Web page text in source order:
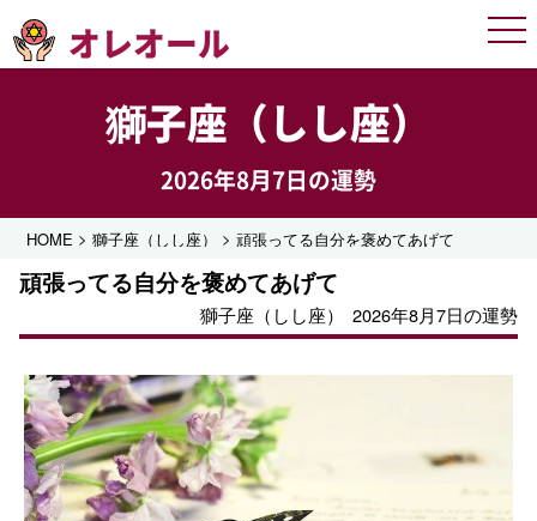
オレオール
獅子座（しし座）
2026年8月7日の運勢
HOME >獅子座（しし座） >頑張ってる自分を褒めてあげて
頑張ってる自分を褒めてあげて
獅子座（しし座） 2026年8月7日の運勢